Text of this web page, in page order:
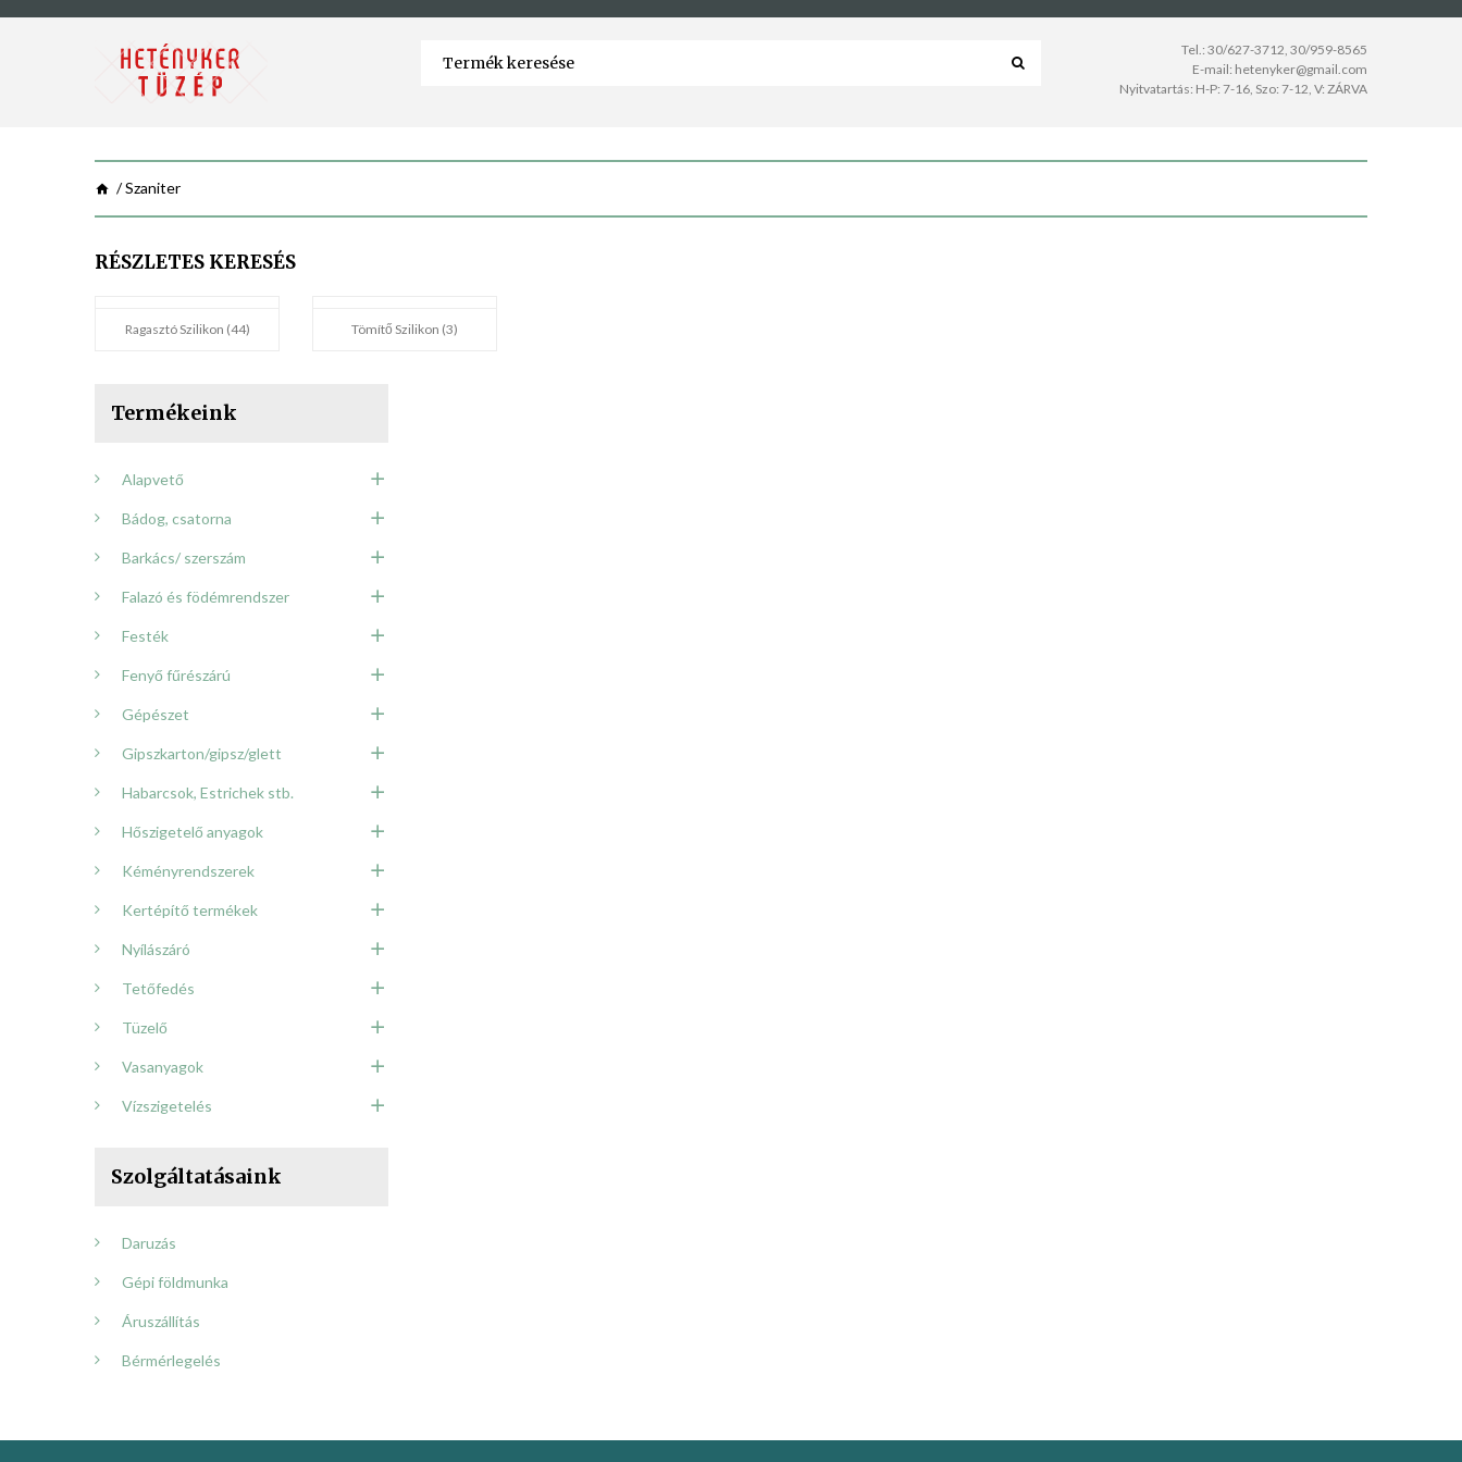
Tel.: 30/627-3712, 30/959-8565
E-mail: hetenyker@gmail.com
Nyitvatartás: H-P: 7-16, Szo: 7-12, V: ZÁRVA
Szaniter
RÉSZLETES KERESÉS
Ragasztó Szilikon (44) Tömítő Szilikon (3)
Termékeink
Alapvető
Bádog, csatorna
Barkács/ szerszám
Falazó és födémrendszer
Festék
Fenyő fűrészárú
Gépészet
Gipszkarton/gipsz/glett
Habarcsok, Estrichek stb.
Hőszigetelő anyagok
Kéményrendszerek
Kertépítő termékek
Nyílászáró
Tetőfedés
Tüzelő
Vasanyagok
Vízszigetelés
Szolgáltatásaink
Daruzás
Gépi földmunka
Áruszállítás
Bérmérlegelés